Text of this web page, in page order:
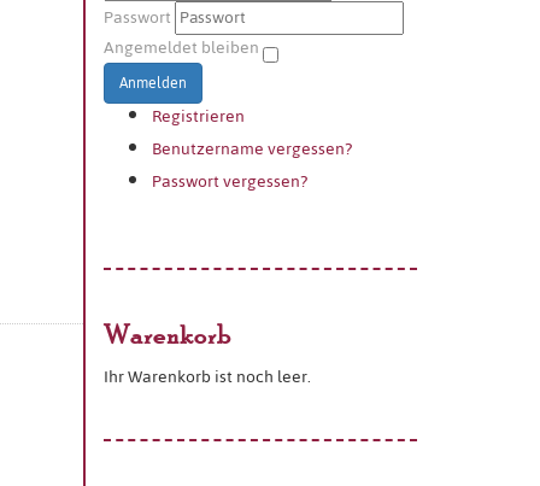
Passwort
Angemeldet bleiben
Anmelden
Registrieren
Benutzername vergessen?
Passwort vergessen?
Warenkorb
Ihr Warenkorb ist noch leer.